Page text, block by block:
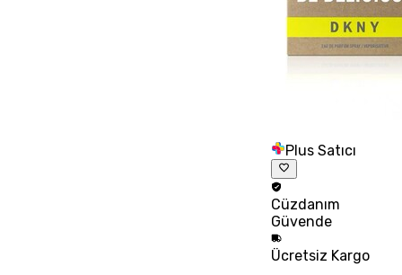
Plus Satıcı
Cüzdanım
Güvende
Ücretsiz Kargo